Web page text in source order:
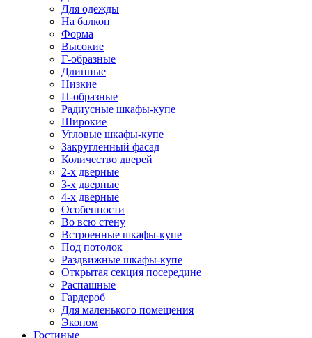
Для одежды
На балкон
Форма
Высокие
Г-образные
Длинные
Низкие
П-образные
Радиусные шкафы-купе
Широкие
Угловые шкафы-купе
Закругленный фасад
Количество дверей
2-х дверные
3-х дверные
4-х дверные
Особенности
Во всю стену
Встроенные шкафы-купе
Под потолок
Раздвижные шкафы-купе
Открытая секция посередине
Распашные
Гардероб
Для маленького помещения
Эконом
Гостиные